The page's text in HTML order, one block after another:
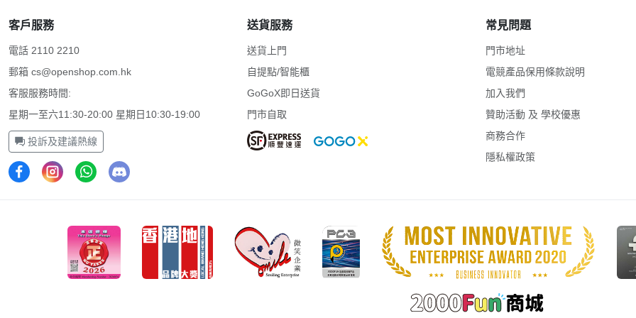
客戶服務
電話 2110 2210
郵箱 cs@openshop.com.hk
客服服務時間:
星期一至六11:30-20:00 星期日10:30-19:00
投訴及建議熱線
送貨服務
送貨上門
自提點/智能櫃
GoGoX即日送貨
門市自取
常見問題
門市地址
電競產品保用條款說明
加入我們
贊助活動 及 學校優惠
商務合作
隱私權政策